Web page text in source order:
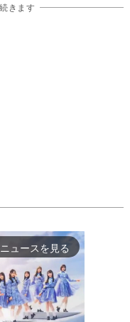
きます
ュースを見る